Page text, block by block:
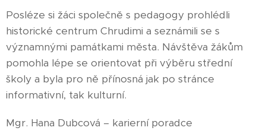
Posléze si žáci společně s pedagogy prohlédli
historické centrum Chrudimi a seznámili se s
významnými památkami města. Návštěva žákům
pomohla lépe se orientovat při výběru střední
školy a byla pro ně přínosná jak po stránce
informativní, tak kulturní.
Mgr. Hana Dubcová – karierní poradce